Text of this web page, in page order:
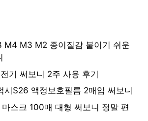
M4 M3 M2 종이질감 붙이기 쉬운
기 써보니 2주 사용 후기
시S26 액정보호필름 2매입 써보니
스크 100매 대형 써보니 정말 편